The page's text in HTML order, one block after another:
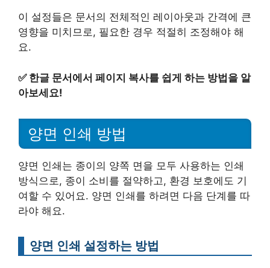
이 설정들은 문서의 전체적인 레이아웃과 간격에 큰
영향을 미치므로, 필요한 경우 적절히 조정해야 해
요.
✅ 한글 문서에서 페이지 복사를 쉽게 하는 방법을 알
아보세요!
양면 인쇄 방법
양면 인쇄는 종이의 양쪽 면을 모두 사용하는 인쇄
방식으로, 종이 소비를 절약하고, 환경 보호에도 기
여할 수 있어요. 양면 인쇄를 하려면 다음 단계를 따
라야 해요.
양면 인쇄 설정하는 방법